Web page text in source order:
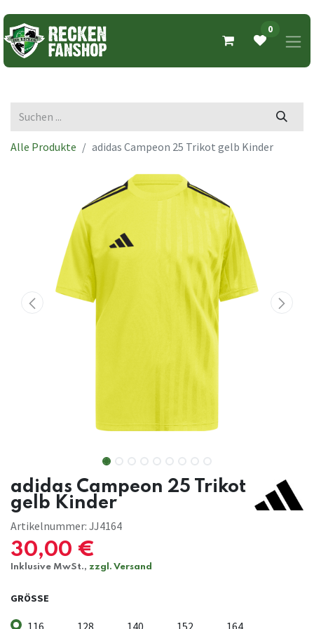
0
Alle Produkte adidas Campeon 25 Trikot gelb Kinder
adidas Campeon 25 Trikot
gelb Kinder
Artikelnummer: JJ4164
30,00 €
Inklusive MwSt., zzgl. Versand
GRÖSSE
116 128 140 152 164